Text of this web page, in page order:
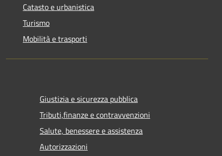
Catasto e urbanistica
Turismo
Mobilità e trasporti
Giustizia e sicurezza pubblica
Tributi,finanze e contravvenzioni
Salute, benessere e assistenza
Autorizzazioni